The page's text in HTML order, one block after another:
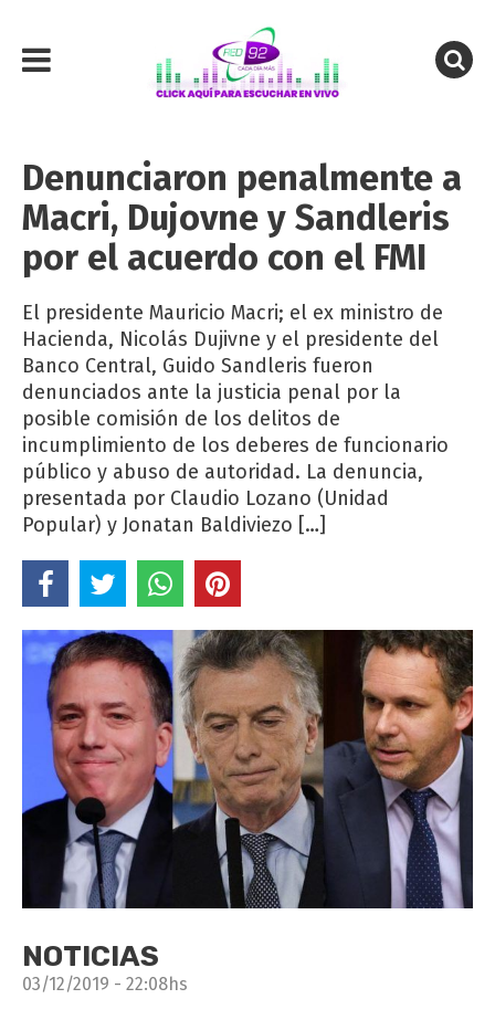
Denunciaron penalmente a
Macri, Dujovne y Sandleris
por el acuerdo con el FMI
El presidente Mauricio Macri; el ex ministro de
Hacienda, Nicolás Dujivne y el presidente del
Banco Central, Guido Sandleris fueron
denunciados ante la justicia penal por la
posible comisión de los delitos de
incumplimiento de los deberes de funcionario
público y abuso de autoridad. La denuncia,
presentada por Claudio Lozano (Unidad
Popular) y Jonatan Baldiviezo […]
NOTICIAS
03/12/2019 - 22:08hs